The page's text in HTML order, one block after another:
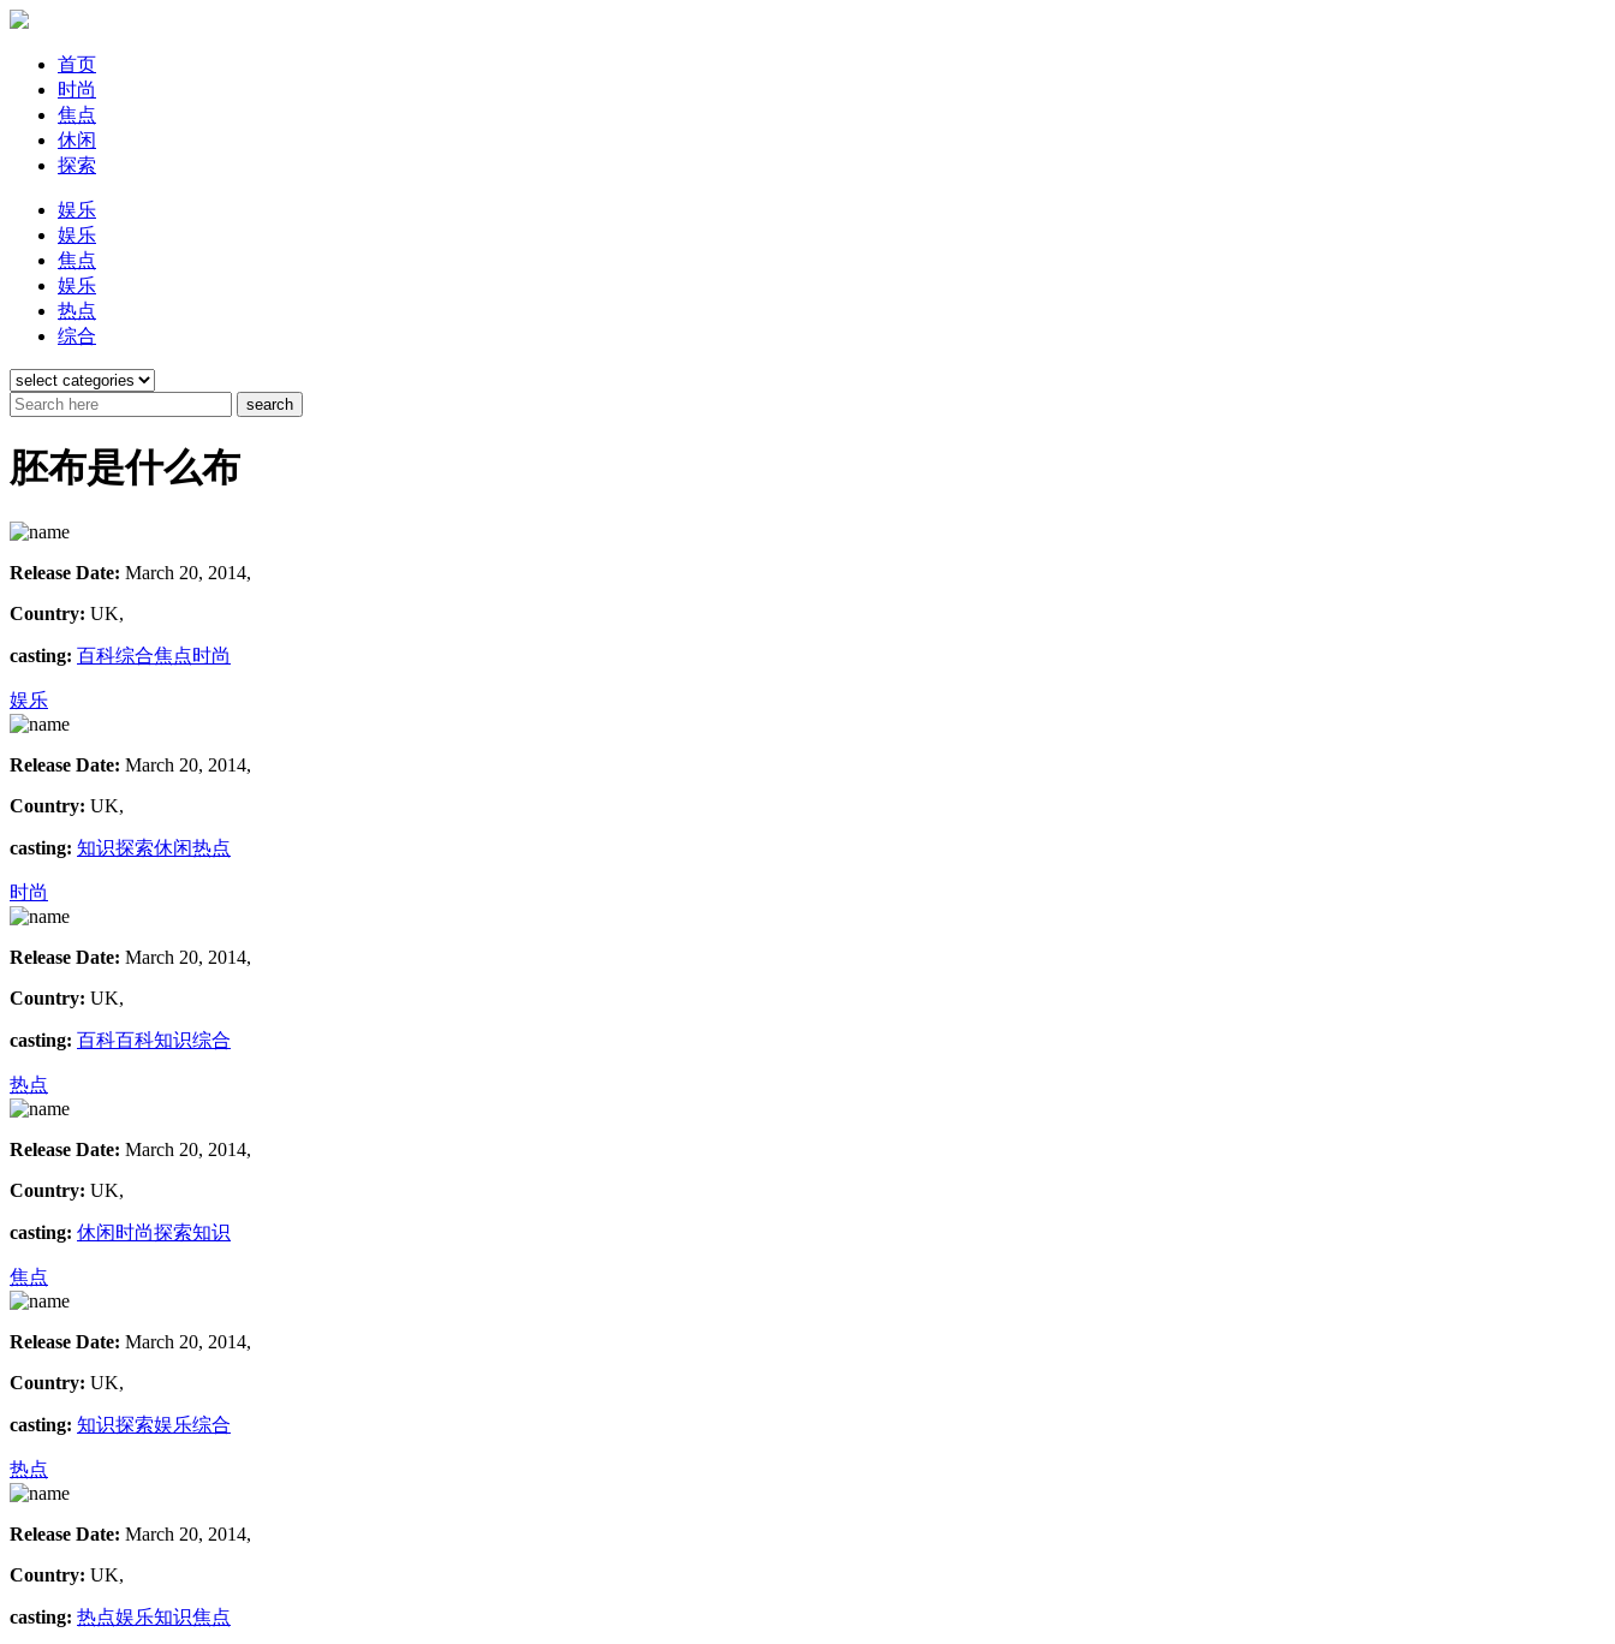
首页
时尚
焦点
休闲
探索
娱乐
娱乐
焦点
娱乐
热点
综合
胚布是什么布
Release Date: March 20, 2014,
Country: UK,
casting: 百科综合焦点时尚
娱乐
Release Date: March 20, 2014,
Country: UK,
casting: 知识探索休闲热点
时尚
Release Date: March 20, 2014,
Country: UK,
casting: 百科百科知识综合
热点
Release Date: March 20, 2014,
Country: UK,
casting: 休闲时尚探索知识
焦点
Release Date: March 20, 2014,
Country: UK,
casting: 知识探索娱乐综合
热点
Release Date: March 20, 2014,
Country: UK,
casting: 热点娱乐知识焦点